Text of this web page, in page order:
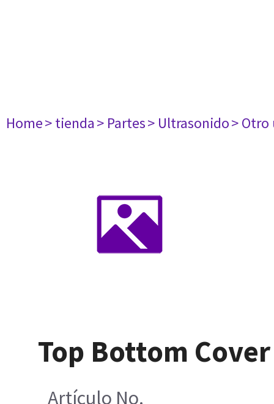
Home> tienda> Partes> Ultrasonido>
Top Bottom Cover
Artículo No.